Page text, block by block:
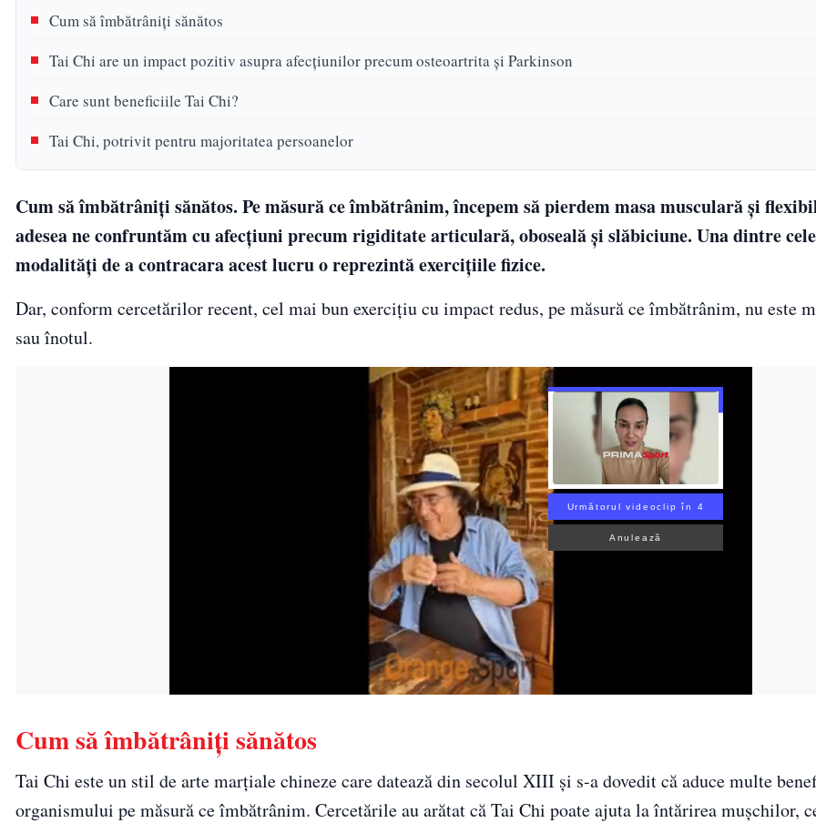
Cum să îmbătrâniți sănătos
Tai Chi are un impact pozitiv asupra afecțiunilor precum osteoartrita și Parkinson
Care sunt beneficiile Tai Chi?
Tai Chi, potrivit pentru majoritatea persoanelor
Cum să îmbătrâniți sănătos. Pe măsură ce îmbătrânim, începem să pierdem masa musculară și
adesea ne confruntăm cu afecțiuni precum rigiditate articulară, oboseală și slăbiciune. Una dintre
modalități de a contracara acest lucru o reprezintă exercițiile fizice.
Dar, conform cercetărilor recent, cel mai bun exercițiu cu impact redus, pe măsură ce îmbătrânim, nu este
sau înotul.
Următorul videoclip în 2
Anulează
Cum să îmbătrâniți sănătos
Tai Chi este un stil de arte marțiale chineze care datează din secolul XIII și s-a dovedit că aduce multe
organismului pe măsură ce îmbătrânim. Cercetările au arătat că Tai Chi poate ajuta la întărirea mușchilor,